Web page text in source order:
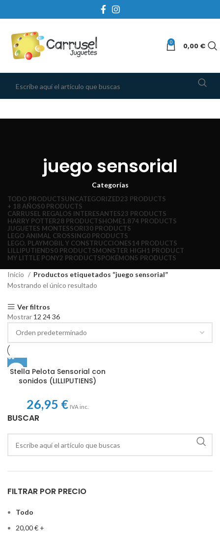
0 0,00 €
juego sensorial
Categorías
TODO PRODUCTSUNCATEGORIZED23 PRODUCTS
+ 18 AÑOS0 PRODUCTS
CARRUSEL REGALOS INTERESANTES23 PRODUCTS
HARRY POTTER28 PRODUCTSHOME1.874 PRODUCTS
JUGUETES MONTESSORI30 PRODUCTS
LEGO ANIMAL CROSSING0 PRODUCTS
LEGO, PLAYMOBIL Y CONSTRUCCIONES14 PRODUCTS
LILLIPUTIENDS0 PRODUCTSMONSTER HIGH1 PRODUCT
MY LITTLE PONY2 PRODUCTSPOKÉMON5 PRODUCTS
BUSCAR
FILTRAR POR PRECIO
Todo
20,00€ +
Inicio
Productos etiquetados “juego sensorial”
Mostrando el único resultado
Ver filtros
Mostrar 12 2436
Stella Pelota Sensorial con
sonidos (LILLIPUTIENS)
26,95 € IVA inc.